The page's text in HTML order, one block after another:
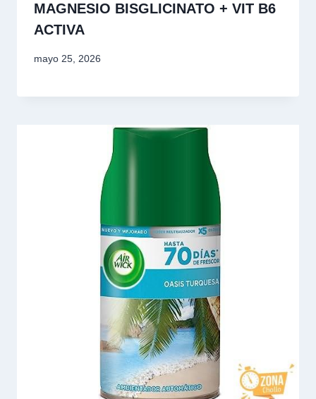
MAGNESIO BISGLICINATO + VIT B6
ACTIVA
mayo 25, 2026